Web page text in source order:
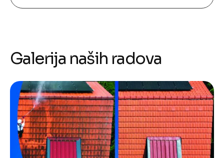
Galerija naših radova